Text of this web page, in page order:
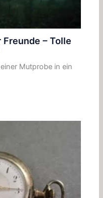
– Tolle
Mutprobe in ein